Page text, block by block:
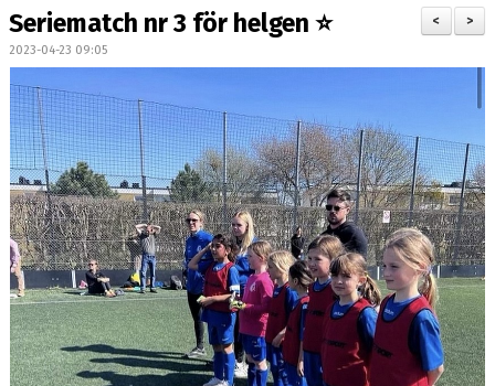
TRUPPEN
BILDGALLERI
DOKUMENT
KONTAKT
>
<
Seriematch nr 3 för helgen ⭐️
2023-04-23 09:05